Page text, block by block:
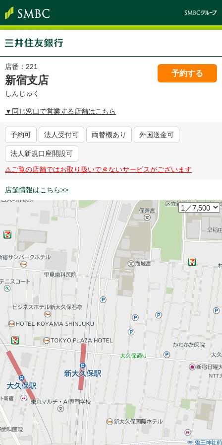
予約する
店番： 221
新宿支店
しんじゅく
▼同じ窓口で営業する店舗はこちら
予約可 法人受付可 両替機あり 外国送金可
法人新規口座開設可
⚠︎ご覧の店舗ではお取り扱いできないサービスがございます
店舗情報はこちら>>